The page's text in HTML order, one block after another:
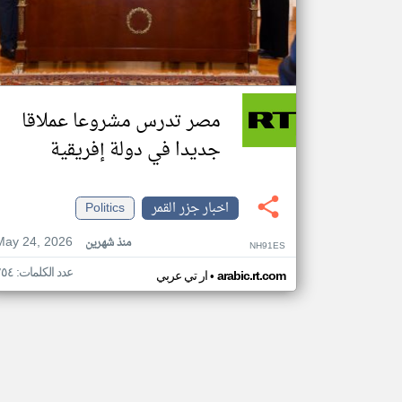
مصر تدرس مشروعا عملاقا
جديدا في دولة إفريقية
اخبار جزر القمر
Politics
24, 2026
منذ شهرين NH91ES
ار تي عربي• arabic.rt.com عدد الكلمات: ٢٥٤